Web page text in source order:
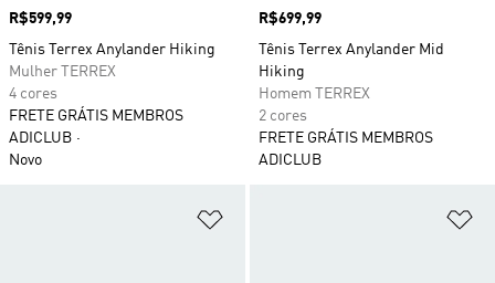
Preço
R$599,99
Tênis Terrex Anylander Hiking
Mulher TERREX
4 cores
FRETE GRÁTIS MEMBROS
ADICLUB
Novo
Preço
R$699,99
Tênis Terrex Anylander Mid
Hiking
Homem TERREX
2 cores
FRETE GRÁTIS MEMBROS
ADICLUB